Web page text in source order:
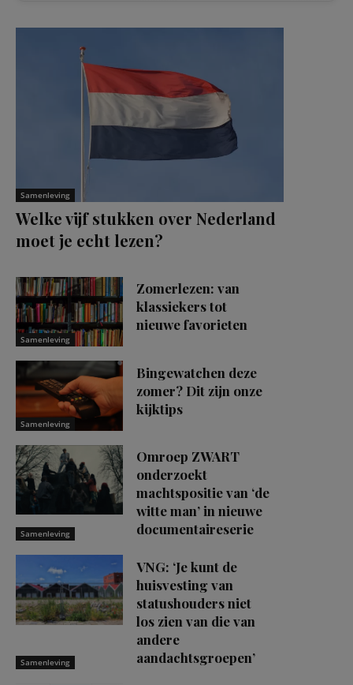
Samenleving
Welke vijf stukken over Nederland
moet je echt lezen?
Samenleving
Zomerlezen: van
klassiekers tot
nieuwe favorieten
Samenleving
Bingewatchen deze
zomer? Dit zijn onze
kijktips
Samenleving
Omroep ZWART
onderzoekt
machtspositie van ‘de
witte man’ in nieuwe
documentaireserie
Samenleving
VNG: ‘Je kunt de
huisvesting van
statushouders niet
los zien van die van
andere
aandachtsgroepen’